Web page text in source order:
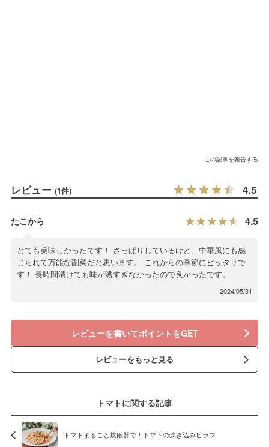
この記事を報告する
レビュー (1件) 4.5
たこから 4.5
とても美味しかったです！ さっぱりしているけど、中華風にも感
じられて万能な副菜だと思います。 これからの季節にピッタリで
す！ 長時間漬けても味が濃すぎなかったので良かったです。
2024/05/31
レビューを書いてポイントをGET
レビューをもっと見る
トマトに関する記事
トマトまるごと炊飯器で！トマトの炊き込みピラフ